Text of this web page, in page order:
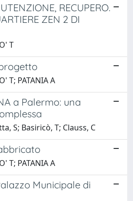
RECUPERO.
ZEN 2 DI
T
T; PATANIA A
a Palermo: una
S; Basiricò, T; Clauss, C
T; PATANIA A
Municipale di